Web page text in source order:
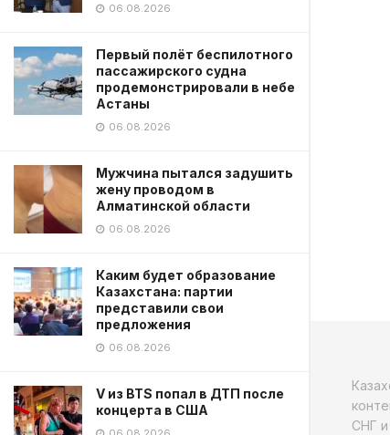
06.08.2026
Первый полёт беспилотного
пассажирского судна
продемонстрировали в небе
Астаны
06.08.2026
Мужчина пытался задушить
жену проводом в
Алматинской области
06.08.2026
Каким будет образование
Казахстана: партии
представили свои
предложения
06.08.2026
V из BTS попал в ДТП после
концерта в США
СНГ